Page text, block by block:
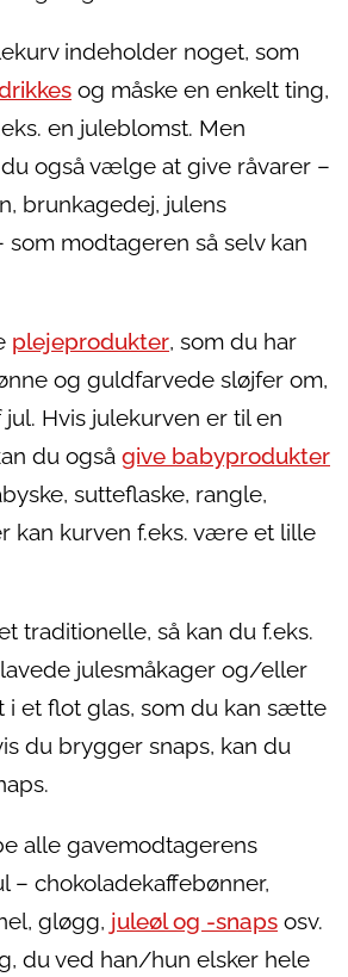
indeholder noget, som
og måske en enkelt ting,
en juleblomst. Men
også vælge at give råvarer –
brunkagedej, julens
som modtageren så selv kan
plejeprodukter, som du har
og guldfarvede sløjfer om,
Hvis julekurven er til en
du også give babyprodukter
sutteflaske, rangle,
kan kurven f.eks. være et lille
traditionelle, så kan du f.eks.
julesmåkager og/eller
i et flot glas, som du kan sætte
du brygger snaps, kan du
alle gavemodtagerens
– chokoladekaffebønner,
gløgg, juleøl og -snaps osv.
du ved han/hun elsker hele